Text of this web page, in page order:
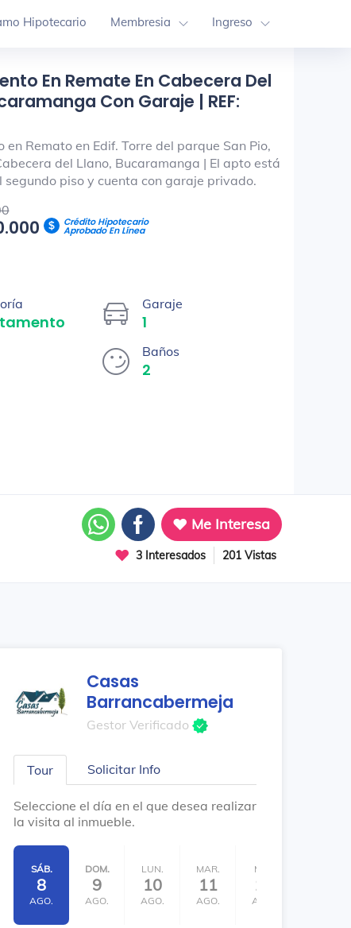
Hipotecario Membresia Ingreso
En Remate En Cabecera Del
Con Garaje | REF:
Remato en Edif. Torre del parque San Pio,
del Llano, Bucaramanga | El apto está
segundo piso y cuenta con garaje privado.
Crédito Hipotecario
Aprobado En Línea
Garaje
1
Baños
2
Me Interesa
3 Interesados 201 Vistas
Casas
Barrancabermeja
Gestor Verificado
Tour Solicitar Info
Seleccione el día en el que desea realizar
la visita al inmueble.
SÁB.
8
AGO.
DOM.
9
AGO.
LUN.
10
AGO.
MAR.
11
AGO.
MIÉ.
12
AGO.